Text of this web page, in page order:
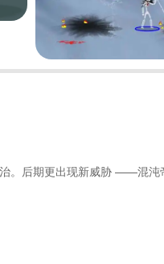
。后期更出现新威胁 ——混沌